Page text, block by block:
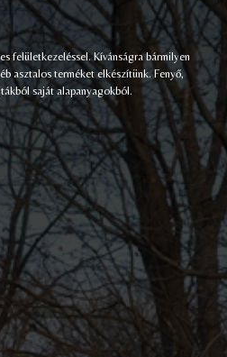
felületkezeléssel. Kívánságra bármilyen
asztalos terméket elkészítünk. Fenyő,
saját alapanyagokból.